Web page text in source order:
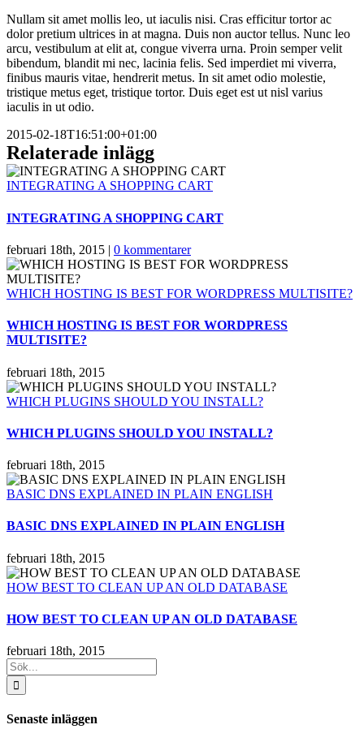
Nullam sit amet mollis leo, ut iaculis nisi. Cras efficitur tortor ac
dolor pretium ultrices in at magna. Duis non auctor tellus. Nunc leo
arcu, vestibulum at elit at, congue viverra urna. Proin semper velit
bibendum, blandit mi nec, lacinia felis. Sed imperdiet mi viverra,
finibus mauris vitae, hendrerit metus. In sit amet odio molestie,
tristique metus eget, tristique tortor. Duis eget est ut nisl varius
iaculis in ut odio.
2015-02-18T16:51:00+01:00
Relaterade inlägg
INTEGRATING A SHOPPING CART
INTEGRATING A SHOPPING CART
februari 18th, 2015 | 0 kommentarer
WHICH HOSTING IS BEST FOR WORDPRESS MULTISITE?
WHICH HOSTING IS BEST FOR WORDPRESS
MULTISITE?
februari 18th, 2015
WHICH PLUGINS SHOULD YOU INSTALL?
WHICH PLUGINS SHOULD YOU INSTALL?
februari 18th, 2015
BASIC DNS EXPLAINED IN PLAIN ENGLISH
BASIC DNS EXPLAINED IN PLAIN ENGLISH
februari 18th, 2015
HOW BEST TO CLEAN UP AN OLD DATABASE
HOW BEST TO CLEAN UP AN OLD DATABASE
februari 18th, 2015
Sök
efter:
Senaste inläggen